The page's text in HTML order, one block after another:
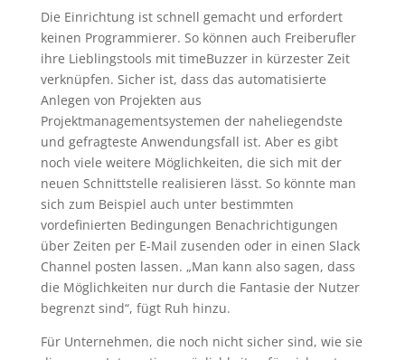
Die Einrichtung ist schnell gemacht und erfordert
keinen Programmierer. So können auch Freiberufler
ihre Lieblingstools mit timeBuzzer in kürzester Zeit
verknüpfen. Sicher ist, dass das automatisierte
Anlegen von Projekten aus
Projektmanagementsystemen der naheliegendste
und gefragteste Anwendungsfall ist. Aber es gibt
noch viele weitere Möglichkeiten, die sich mit der
neuen Schnittstelle realisieren lässt. So könnte man
sich zum Beispiel auch unter bestimmten
vordefinierten Bedingungen Benachrichtigungen
über Zeiten per E-Mail zusenden oder in einen Slack
Channel posten lassen. „Man kann also sagen, dass
die Möglichkeiten nur durch die Fantasie der Nutzer
begrenzt sind“, fügt Ruh hinzu.
Für Unternehmen, die noch nicht sicher sind, wie sie